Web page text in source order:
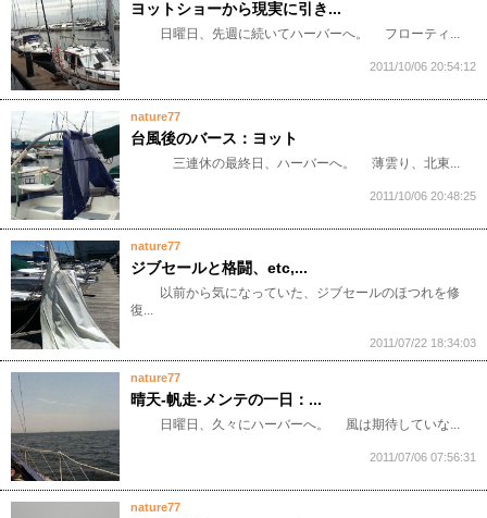
ヨットショーから現実に引き...
日曜日、先週に続いてハーバーへ。 フローティ...
2011/10/06 20:54:12
nature77
台風後のバース：ヨット
三連休の最終日、ハーバーへ。 薄雲り、北東...
2011/10/06 20:48:25
nature77
ジブセールと格闘、etc,...
以前から気になっていた、ジブセールのほつれを修
復...
2011/07/22 18:34:03
nature77
晴天-帆走-メンテの一日：...
日曜日、久々にハーバーへ。 風は期待していな...
2011/07/06 07:56:31
nature77